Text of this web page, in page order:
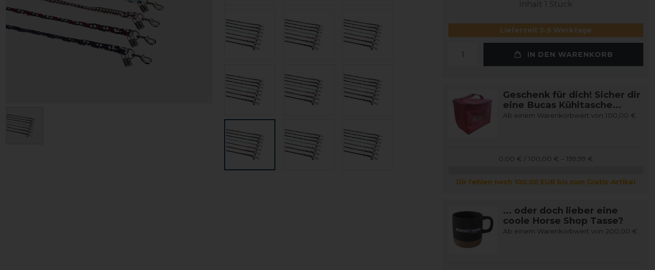
Inhalt 1 Stück
Lieferzeit 3-5 Werktage
IN DEN WARENKORB
Geschenk für dich! Sicher dir
eine Bucas Kühltasche...
Ab einem Warenkorbwert von 100,00 €
0,00 € / 100,00 € – 199,99 €
Dir fehlen noch 100,00 EUR bis zum Gratis-Artikel
... oder doch lieber eine
coole Horse Shop Tasse?
Ab einem Warenkorbwert von 200,00 €